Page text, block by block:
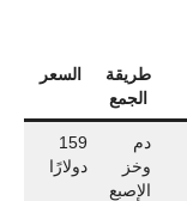
طريقة
الجمع
السعر
دم
وخز
الإصبع
159
دولارًا